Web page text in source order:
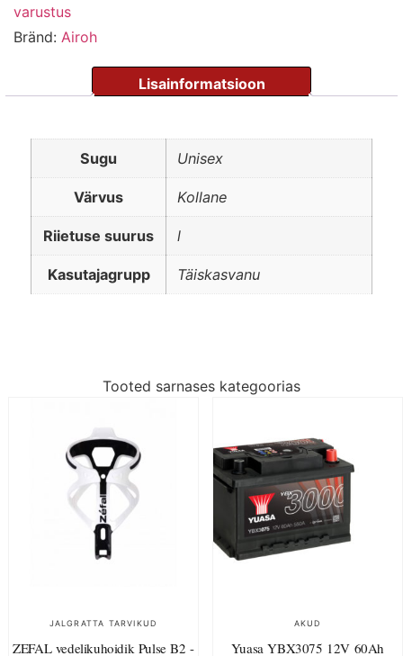
varustus
Bränd: Airoh
Sugu Unisex
Värvus Kollane
Riietuse suurus l
Kasutajagrupp Täiskasvanu
Tooted sarnases kategoorias
JALGRATTA TARVIKUD
ZEFAL vedelikuhoidik Pulse B2 -
AKUD
Yuasa YBX3075 12V 60Ah